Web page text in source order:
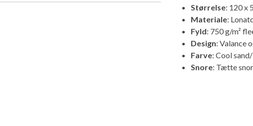
Størrelse: 120 x
Materiale:
Fyld: 750 g/m²
Design: Valance
Farve: Cool
Snore: Tætte